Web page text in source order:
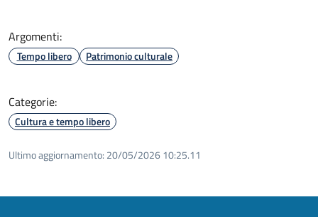
Argomenti:
Tempo libero Patrimonio culturale
Categorie:
Cultura e tempo libero
Ultimo aggiornamento: 20/05/2026 10:25.11